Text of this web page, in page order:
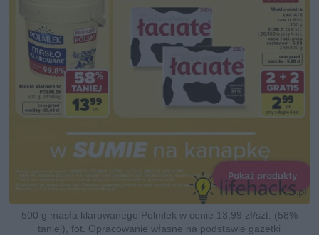
500 g masła klarowanego Polmlek w cenie 13,99 zł/szt. (58%
taniej), fot. Opracowanie własne na podstawie gazetki